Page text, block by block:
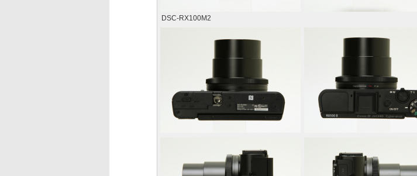
DSC-RX100M2